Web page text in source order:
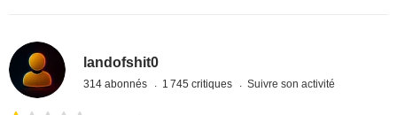
landofshit0
314 abonnés 1 745 critiques Suivre son activité